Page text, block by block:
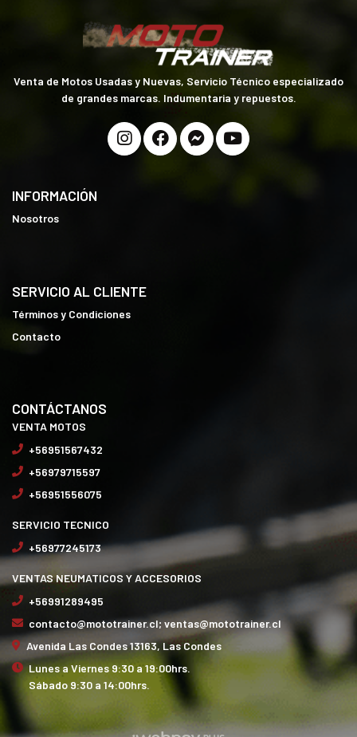
Venta de Motos Usadas y Nuevas, Servicio Técnico especializado
de grandes marcas. Indumentaria y repuestos.
INFORMACIÓN
Nosotros
SERVICIO AL CLIENTE
Términos y Condiciones
Contacto
CONTÁCTANOS
VENTA MOTOS
+56951567432
+56979715597
+56951556075
SERVICIO TECNICO
+56977245173
VENTAS NEUMATICOS Y ACCESORIOS
+56991289495
contacto@mototrainer.cl; ventas@mototrainer.cl
Avenida Las Condes 13163, Las Condes
Lunes a Viernes 9:30 a 19:00hrs.
Sábado 9:30 a 14:00hrs.